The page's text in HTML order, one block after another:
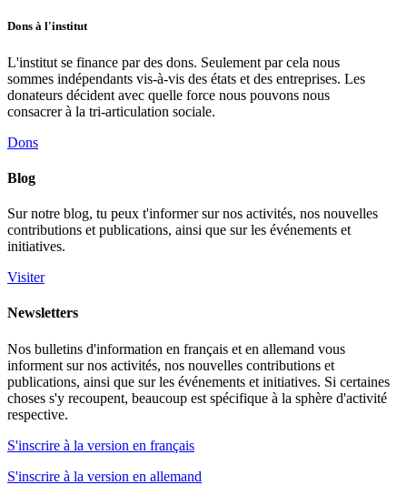
Dons à l'institut
L'institut se finance par des dons. Seulement par cela nous
sommes indépendants vis-à-vis des états et des entreprises. Les
donateurs décident avec quelle force nous pouvons nous
consacrer à la tri-articulation sociale.
Dons
Blog
Sur notre blog, tu peux t'informer sur nos activités, nos nouvelles
contributions et publications, ainsi que sur les événements et
initiatives.
Visiter
Newsletters
Nos bulletins d'information en français et en allemand vous
informent sur nos activités, nos nouvelles contributions et
publications, ainsi que sur les événements et initiatives. Si certaines
choses s'y recoupent, beaucoup est spécifique à la sphère d'activité
respective.
S'inscrire à la version en français
S'inscrire à la version en allemand